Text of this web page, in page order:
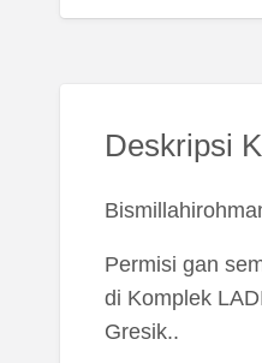
Deskripsi
Permisi gan
di Komplek
Gresik..